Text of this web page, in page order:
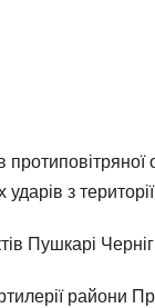
з території
Пушкарі
райони